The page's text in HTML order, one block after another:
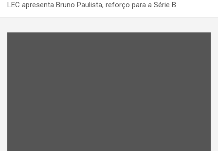
LEC apresenta Bruno Paulista, reforço para a Série B